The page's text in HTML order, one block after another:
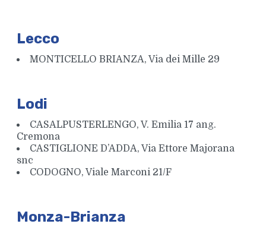
Lecco
MONTICELLO BRIANZA, Via dei Mille 29
Lodi
CASALPUSTERLENGO, V. Emilia 17 ang.
Cremona
CASTIGLIONE D’ADDA, Via Ettore Majorana
snc
CODOGNO, Viale Marconi 21/F
Monza-Brianza